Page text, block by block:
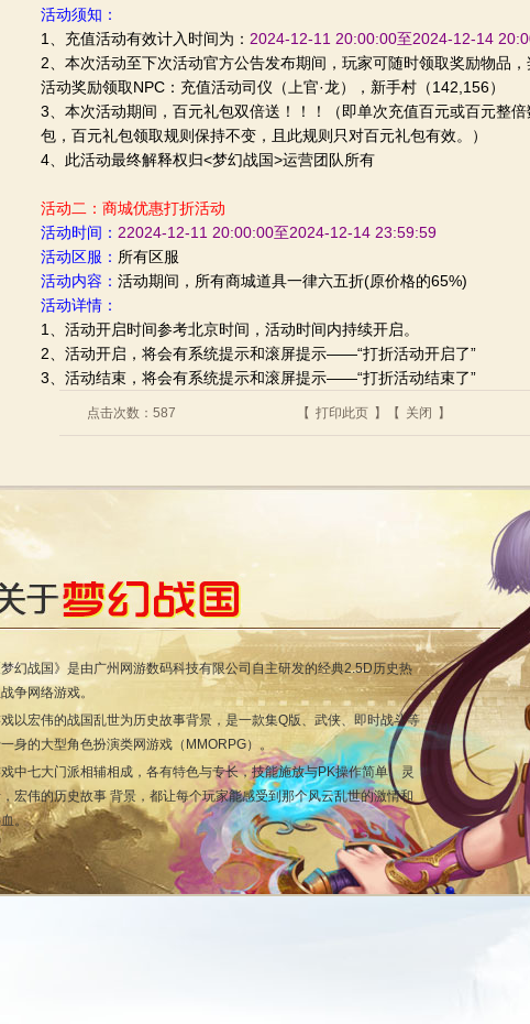
活动须知：
1、充值活动有效计入时间为： 2024-12-11 20:00:00至2024-12-14
2、本次活动至下次活动官方公告发布期间，玩家可随时领取奖励物品，
活动奖励领取NPC：充值活动司仪（上官·龙），新手村（142,156）
3、本次活动期间，百元礼包双倍送！！！（即单次充值百元或百元整
包，百元礼包领取规则保持不变，且此规则只对百元礼包有效。）
4、此活动最终解释权归<梦幻战国>运营团队所有
活动二：商城优惠打折活动
活动时间： 22024-12-11 20:00:00至2024-12-14 23:59:59
活动区服： 所有区服
活动内容： 活动期间，所有商城道具一律六五折(原价格的65%)
活动详情：
1、活动开启时间参考北京时间，活动时间内持续开启。
2、活动开启，将会有系统提示和滚屏提示——“打折活动开启了”
3、活动结束，将会有系统提示和滚屏提示——“打折活动结束了”
点击次数： 587 【 打印此页 】【 关闭 】
幻战国》是由广州网游数码科技有限公司自主研发的经典2.5D历史热
争网络游戏。
以宏伟的战国乱世为历史故事背景，是一款集Q版、武侠、即时战斗等
身的大型角色扮演类网游戏（MMORPG）。
中七大门派相辅相成，各有特色与专长，技能施放与PK操作简单、灵
宏伟的历史故事 背景，都让每个玩家能感受到那个风云乱世的激情和
。